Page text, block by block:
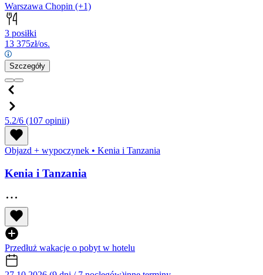
Warszawa Chopin (+1)
3 posiłki
13 375zł/os.
Szczegóły
5.2/6 (107 opinii)
Objazd + wypoczynek • Kenia i Tanzania
Kenia i Tanzania
Przedłuż wakacje o pobyt w hotelu